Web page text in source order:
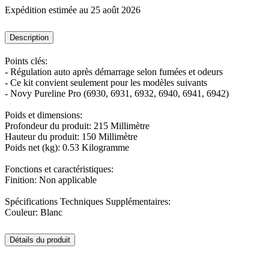
Expédition estimée au 25 août 2026
Description
Points clés:
- Régulation auto après démarrage selon fumées et odeurs
- Ce kit convient seulement pour les modèles suivants
- Novy Pureline Pro (6930, 6931, 6932, 6940, 6941, 6942)
Poids et dimensions:
Profondeur du produit: 215 Millimètre
Hauteur du produit: 150 Millimètre
Poids net (kg): 0.53 Kilogramme
Fonctions et caractéristiques:
Finition: Non applicable
Spécifications Techniques Supplémentaires:
Couleur: Blanc
Détails du produit